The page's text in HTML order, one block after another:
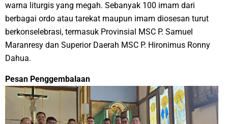
warna liturgis yang megah. Sebanyak 100 imam dari
berbagai ordo atau tarekat maupun imam diosesan turut
berkonselebrasi, termasuk Provinsial MSC P. Samuel
Maranresy dan Superior Daerah MSC P. Hironimus Ronny
Dahua.
​Pesan Penggembalaan